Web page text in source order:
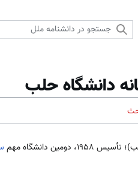
دانشگاه حلب
دومین دانشگاه مهم